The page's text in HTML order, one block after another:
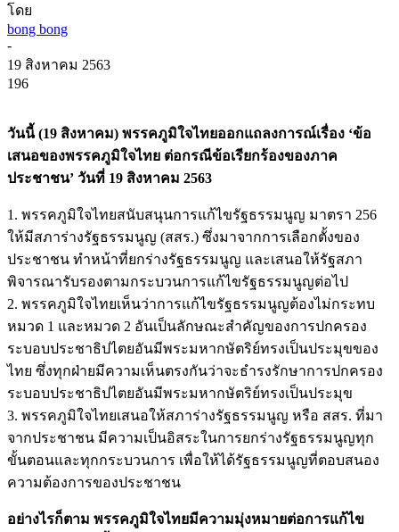
โดย
bong bong
-
19 สิงหาคม 2563
196
วันนี้ (19 สิงหาคม) พรรคภูมิใจไทยออกแถลงการณ์เรื่อง ‘ข้อ
เสนอของพรรคภูมิใจไทย ต่อกรณีข้อเรียกร้องของภาค
ประชาชน’ วันที่ 19 สิงหาคม 2563
1. พรรคภูมิใจไทยสนับสนุนการแก้ไขรัฐธรรมนูญ มาตรา 256
ให้มีสภาร่างรัฐธรรมนูญ (สสร.) ซึ่งมาจากการเลือกตั้งของ
ประชาชน ทำหน้าที่ยกร่างรัฐธรรมนูญ และเสนอให้รัฐสภา
พิจารณารับรองตามกระบวนการแก้ไขรัฐธรรมนูญต่อไป
2. พรรคภูมิใจไทยเห็นว่าการแก้ไขรัฐธรรมนูญต้องไม่กระทบ
หมวด 1 และหมวด 2 อันเป็นลักษณะสำคัญของการปกครอง
ระบอบประชาธิปไตยอันมีพระมหากษัตริย์ทรงเป็นประมุขของ
ไทย ซึ่งทุกฝ่ายมีความเห็นตรงกันว่าจะธำรงรักษาการปกครอง
ระบอบประชาธิปไตยอันมีพระมหากษัตริย์ทรงเป็นประมุข
3. พรรคภูมิใจไทยเสนอให้สภาร่างรัฐธรรมนูญ หรือ สสร. ที่มา
จากประชาชน มีความเป็นอิสระในการยกร่างรัฐธรรมนูญทุก
ขั้นตอนและทุกกระบวนการ เพื่อให้ได้รัฐธรรมนูญที่ตอบสนอง
ความต้องการของประชาชน
อย่างไรก็ตาม พรรคภูมิใจไทยมีความมุ่งหมายต่อการแก้ไข